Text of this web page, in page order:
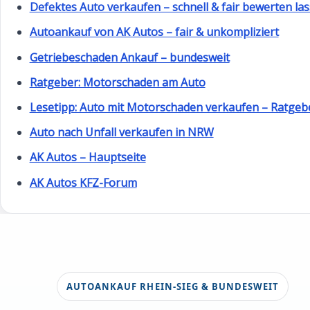
Defektes Auto verkaufen – schnell & fair bewerten
Autoankauf von AK Autos – fair & unkompliziert
Getriebeschaden Ankauf – bundesweit
Ratgeber: Motorschaden am Auto
Lesetipp: Auto mit Motorschaden verkaufen –
Auto nach Unfall verkaufen in NRW
AK Autos – Hauptseite
AK Autos KFZ-Forum
AUTOANKAUF RHEIN-SIEG & BUNDESWEIT